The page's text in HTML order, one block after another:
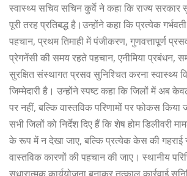
स्वास्थ्य सचिव सचिन कुर्वे ने कहा कि राज्य सरकार
पूरी तरह प्रतिबद्ध है।उन्होंने कहा कि प्रत्येक
पहचान, प्रथम तिमाही में पंजीकरण, गुणवत्तापूर्ण
प्रेगनेंसी की समय रहते पहचान, एनीमिया प्रबंधन,
सुरक्षित संस्थागत प्रसव सुनिश्चित करना स्वास्थ्य
जिम्मेदारी है। उन्होंने स्पष्ट कहा कि जिलों में अब
पर नहीं, बल्कि वास्तविक परिणामों पर फोकस किया
सभी जिलों को निर्देश दिए हैं कि शेष होम डिलीवरी
के रूप में न देखा जाए, बल्कि प्रत्येक केस की गहराई
वास्तविक कारणों की पहचान की जाए। स्थानीय